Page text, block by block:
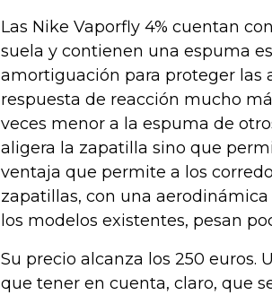
Las Nike Vaporfly 4% cuentan
suela y contienen una espuma
amortiguación para proteger las
respuesta de reacción mucho
veces menor a la espuma de
aligera la zapatilla sino que
ventaja que permite a los
zapatillas, con una
los modelos existentes, pesan
Su precio alcanza los 250 euros.
que tener en cuenta, claro, que